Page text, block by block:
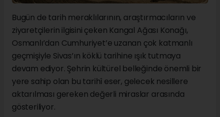
Bugün de tarih meraklılarının, araştırmacıların ve
ziyaretçilerin ilgisini çeken Kangal Ağası Konağı,
Osmanlı’dan Cumhuriyet’e uzanan çok katmanlı
geçmişiyle Sivas’ın köklü tarihine ışık tutmaya
devam ediyor. Şehrin kültürel belleğinde önemli bir
yere sahip olan bu tarihî eser, gelecek nesillere
aktarılması gereken değerli miraslar arasında
gösteriliyor.